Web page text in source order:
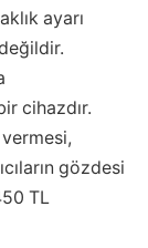
ayarı
cihazdır.
vermesi,
gözdesi
TL